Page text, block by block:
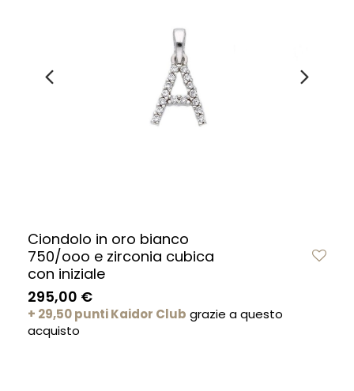
Ciondolo in oro bianco
750/ooo e zirconia cubica
con iniziale
295,00 €
+ 29,50 punti Kaidor Club grazie a questo
acquisto